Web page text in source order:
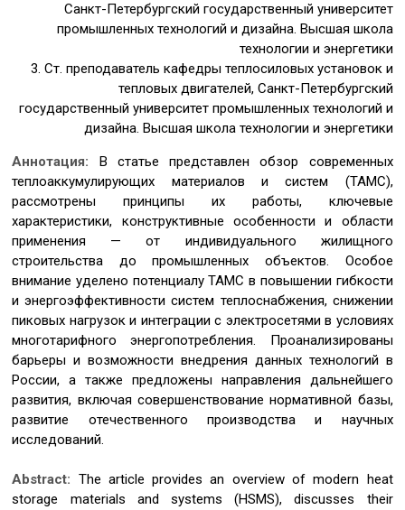
Санкт-Петербургский государственный университет
промышленных технологий и дизайна. Высшая школа
технологии и энергетики
3. Ст. преподаватель кафедры теплосиловых установок и
тепловых двигателей, Санкт-Петербургский
государственный университет промышленных технологий и
дизайна. Высшая школа технологии и энергетики
Аннотация: В статье представлен обзор современных
теплоаккумулирующих материалов и систем (ТАМС),
рассмотрены принципы их работы, ключевые
характеристики, конструктивные особенности и области
применения — от индивидуального жилищного
строительства до промышленных объектов. Особое
внимание уделено потенциалу ТАМС в повышении гибкости
и энергоэффективности систем теплоснабжения, снижении
пиковых нагрузок и интеграции с электросетями в условиях
многотарифного энергопотребления. Проанализированы
барьеры и возможности внедрения данных технологий в
России, а также предложены направления дальнейшего
развития, включая совершенствование нормативной базы,
развитие отечественного производства и научных
исследований.
Abstract: The article provides an overview of modern heat
storage materials and systems (HSMS), discusses their